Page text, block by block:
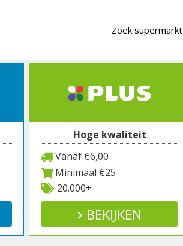
Zoek supermarkt
Hoge kwaliteit
Vanaf €6,00
Minimaal €25
20.000+
BEKIJKEN